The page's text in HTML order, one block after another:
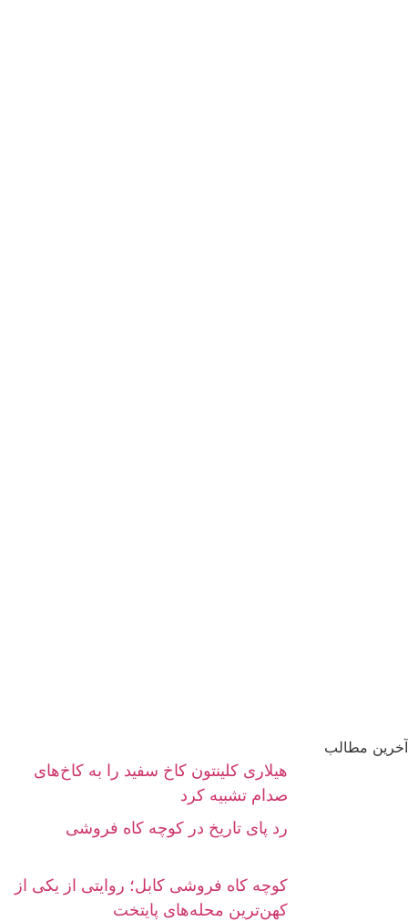
آخرین مطالب
هیلاری کلینتون کاخ سفید را به کاخ‌های
صدام تشبیه کرد
رد پای تاریخ در کوچه کاه فروشی
کوچه کاه‌ فروشی کابل؛ روایتی از یکی از
کهن‌ترین محله‌های پایتخت